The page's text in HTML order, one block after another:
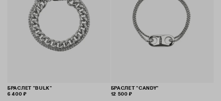
БРАСЛЕТ "BULK"
6 400 ₽
БРАСЛЕТ "CANDY"
12 500 ₽